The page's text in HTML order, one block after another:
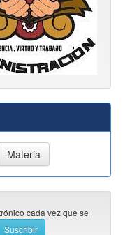
cada vez que se